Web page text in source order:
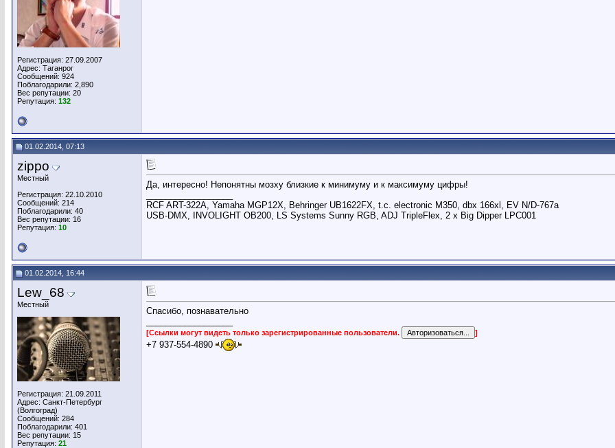
Регистрация: 27.09.2007
Адрес: Таганрог
Сообщений: 924
Поблагодарили: 2,890
Вес репутации: 20
Репутация: 132
01.02.2014, 07:13
zippo
Местный
Регистрация: 22.10.2010
Сообщений: 214
Поблагодарили: 40
Вес репутации: 16
Репутация: 10
Да, интересно! Непонятны мозху близкие к минимуму и к максимуму цифры!
RCF ART-322A, Yamaha MGP12X, Behringer UB1622FX, t.c. electronic M350, dbx 166xl, EV N/D-767a
USB-DMX, INVOLIGHT OB200, LS Systems Sunny RGB, ADJ TripleFlex, 2 х Big Dipper LPC001
01.02.2014, 16:44
Lew_68
Местный
Регистрация: 21.09.2011
Адрес: Санкт-Петербург
(Волгоград)
Сообщений: 284
Поблагодарили: 401
Вес репутации: 15
Репутация: 21
Спасибо, познавательно
[Ссылки могут видеть только зарегистрированные пользователи. ]
+7 937-554-4890